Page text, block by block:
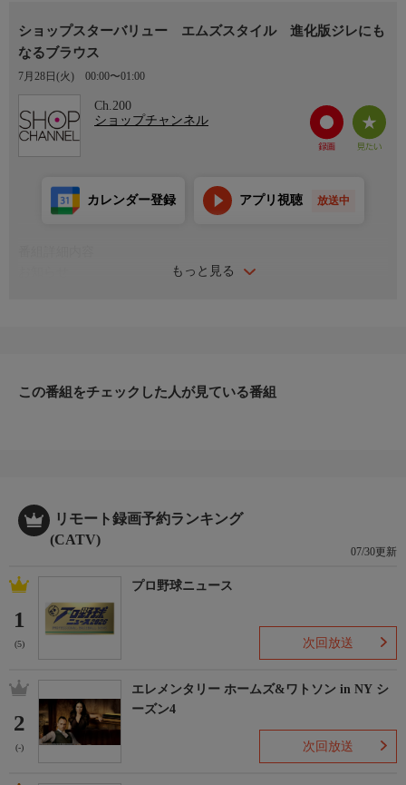
ショップスターバリュー エムズスタイル 進化版ジレにも
なるブラウス
7月28日(火) 00:00〜01:00
Ch.200
ショップチャンネル
もっと見る
カレンダー登録 アプリ視聴 放送中
＊ライブ放送につき、番組および商品内容に変更が生じる場合も
この番組をチェックした人が見ている番組
リモート録画予約ランキング
(CATV)
07/30更新
1
(5)
プロ野球ニュース
次回放送
2
(-)
エレメンタリー ホームズ&ワトソン in NY シ
ーズン4
次回放送